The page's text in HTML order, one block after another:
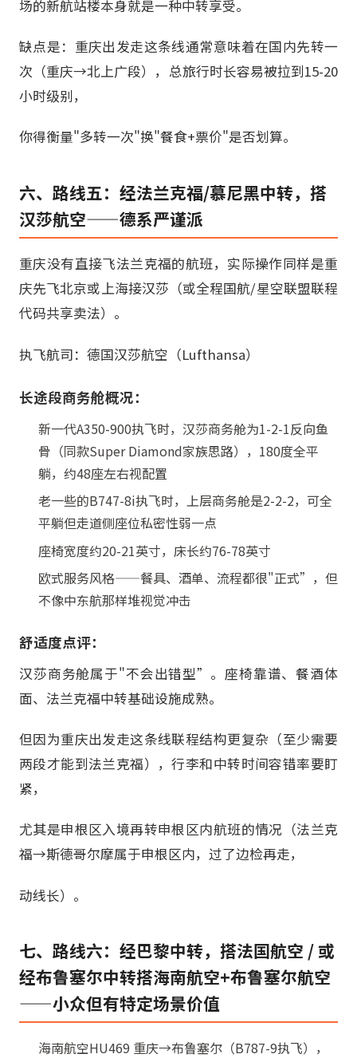
场的新航站楼本身就是一种中转享受。
缺点是：重庆出发走这条线通常意味着在国内先转一
次（重庆→北上广段），总旅行时长容易被拉到15-20
小时级别，
你得衡量"多转一次"换"餐食+票价"是否划算。
六、路线五：经法兰克福/慕尼黑中转，搭
汉莎航空——德系严谨派
重庆没有直接飞法兰克福的航班，实际操作同样是重
庆先飞北京或上海接汉莎（或全程国航/星空联盟联程
代码共享卖法）。
执飞航司：德国汉莎航空（Lufthansa）
长途段商务舱概况：
新一代A350-900执飞时，汉莎商务舱为1-2-1反向鱼
骨（同款Super Diamond家族思路），180度全平
躺，约48座左右视配置
老一些的B747-8i执飞时，上层商务舱是2-2-2，可全
平躺但走道侧座位私密性弱一点
座椅宽度约20-21英寸，床长约76-78英寸
欧式服务风格——餐具、酒单、流程都很"正式”，但
不像中东航那样堆视觉冲击
舒适度点评：
汉莎商务舱属于"不会出错型”。座椅靠谱、餐酒体
面、法兰克福中转基础设施成熟。
但因为重庆出发走这条线联程结构更复杂（至少需要
两段才能到法兰克福），行李和中转时间容错率要盯
紧，
尤其是申根区入境再转申根区内航班的情况（法兰克
福→斯德哥尔摩属于申根区内，过了边检再走，
动线长）。
七、路线六：经巴黎中转，搭法国航空 / 或
经布鲁塞尔中转搭海南航空+布鲁塞尔航空
——小众但有特定场景价值
海南航空HU469 重庆→布鲁塞尔（B787-9执飞），